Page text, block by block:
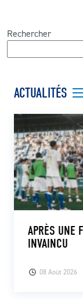
Rechercher
ACTUALITÉS
08 Août 2026
APRÈS UNE
INVAINCU